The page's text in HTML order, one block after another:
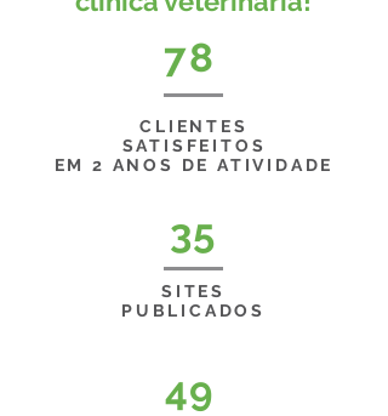
78
CLIENTES
SATISFEITOS
EM 2 ANOS DE ATIVIDADE
35
SITES
PUBLICADOS
49